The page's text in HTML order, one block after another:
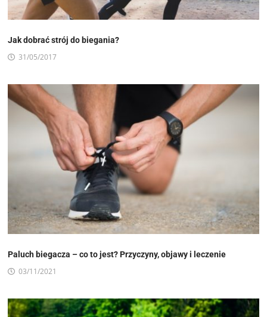
Jak dobrać strój do biegania?
31/05/2017
Paluch biegacza – co to jest? Przyczyny, objawy i leczenie
03/11/2021